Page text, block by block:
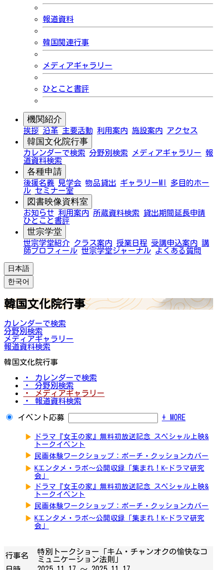
報道資料
韓国関連行事
メディアギャラリー
ひとこと書評
機関紹介
挨拶 沿革 主要活動 利用案内 施設案内 アクセス
韓国文化院行事
カレンダーで検索 分野別検索 メディアギャラリー 報
道資料検索
各種申請
後援名義 見学会 物品貸出 ギャラリーMI
多目的ホー
ル セミナー室
図書映像資料室
お知らせ 利用案内 所蔵資料検索
貸出期間延長申請
ひとこと書評
世宗学堂
世宗学堂紹介 クラス案内 授業日程 受講申込案内 講
師プロフィール 世宗学堂ジャーナル よくある質問
日本語
한국어
韓国文化院行事
カレンダーで検索
分野別検索
メディアギャラリー
報道資料検索
韓国文化院行事
・ カレンダーで検索
・ 分野別検索
・ メディアギャラリー
・ 報道資料検索
イベント応募 + MORE
▶
ドラマ『女王の家』無料初放送記念 スペシャル上映&
トークイベント
▶ 民画体験ワークショップ：ポーチ・クッションカバー
▶ Kエンタメ・ラボ～公開収録「集まれ！K-ドラマ研究
会」
▶
ドラマ『女王の家』無料初放送記念 スペシャル上映&
トークイベント
▶ 民画体験ワークショップ：ポーチ・クッションカバー
▶ Kエンタメ・ラボ～公開収録「集まれ！K-ドラマ研究
会」
行事名
特別トークショー「キム・チャンオクの愉快なコ
ミュニケーション法則」